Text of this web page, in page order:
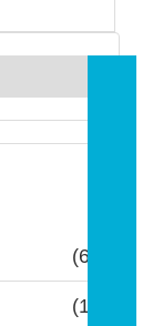
(6)
(1)